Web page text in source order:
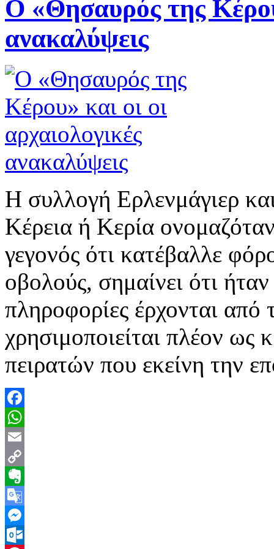
Ο «Θησαυρός της
ανακαλύψεις
H συλλογή Ερλενμάγιερ
Κέρεια ή Κερία
γεγονός ότι κατέβαλλε
οβολούς, σημαίνει ότι
πληροφορίες έρχονται
χρησιμοποιείται πλέον ως
πειρατών που εκείνη την
Facebook
WhatsApp
Email
Copy
Link
Evernote
Google
Translate
Messenger